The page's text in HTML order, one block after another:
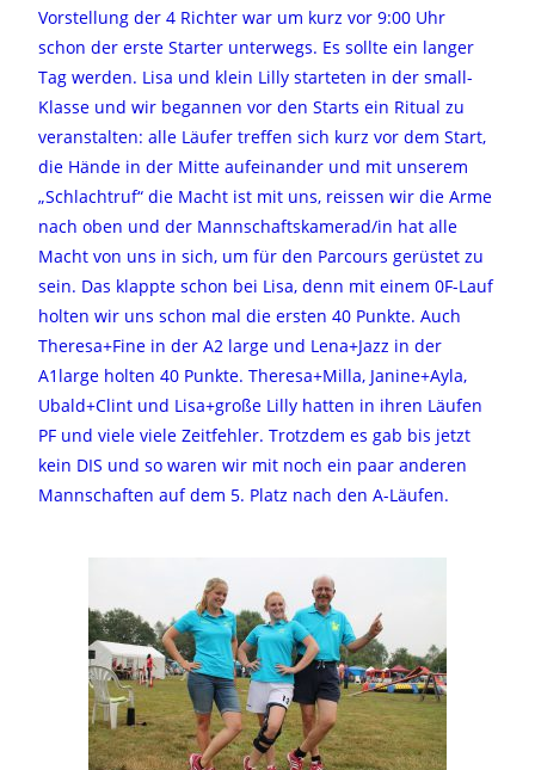
Vorstellung der 4 Richter war um kurz vor 9:00 Uhr
schon der erste Starter unterwegs. Es sollte ein langer
Tag werden. Lisa und klein Lilly starteten in der small-
Klasse und wir begannen vor den Starts ein Ritual zu
veranstalten: alle Läufer treffen sich kurz vor dem Start,
die Hände in der Mitte aufeinander und mit unserem
„Schlachtruf“ die Macht ist mit uns, reissen wir die Arme
nach oben und der Mannschaftskamerad/in hat alle
Macht von uns in sich, um für den Parcours gerüstet zu
sein. Das klappte schon bei Lisa, denn mit einem 0F-Lauf
holten wir uns schon mal die ersten 40 Punkte. Auch
Theresa+Fine in der A2 large und Lena+Jazz in der
A1large holten 40 Punkte. Theresa+Milla, Janine+Ayla,
Ubald+Clint und Lisa+große Lilly hatten in ihren Läufen
PF und viele viele Zeitfehler. Trotzdem es gab bis jetzt
kein DIS und so waren wir mit noch ein paar anderen
Mannschaften auf dem 5. Platz nach den A-Läufen.